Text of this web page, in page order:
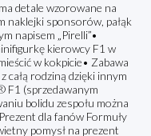
detale wzorowane na
naklejki sponsorów, pałąk
napisem „Pirelli”•
kierowcy F1 w
w kokpicie• Zabawa
całą rodziną dzięki innym
F1 (sprzedawanym
bolidu zespołu można
dla fanów Formuły
pomysł na prezent